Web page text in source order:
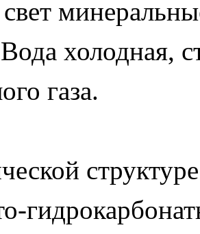
холодная,
газа.